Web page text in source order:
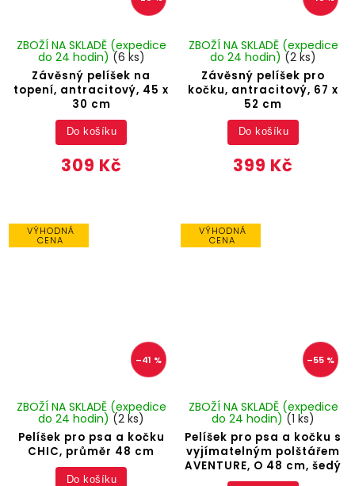
Závěsný pelíšek na
topení, antracitový, 45 x
30 cm
ZBOŽÍ NA SKLADĚ (expedice
do 24 hodin) (6 ks)
309 Kč
Do košíku
Závěsný pelíšek pro
kočku, antracitový, 67 x
52 cm
ZBOŽÍ NA SKLADĚ (expedice
do 24 hodin) (2 ks)
399 Kč
Do košíku
VÝHODNÁ
CENA
–41 %
Pelíšek pro psa a kočku
CHIC, průměr 48 cm
ZBOŽÍ NA SKLADĚ (expedice
do 24 hodin) (2 ks)
Do košíku
VÝHODNÁ
CENA
–55 %
Pelíšek pro psa a kočku s
vyjímatelným polštářem
AVENTURE, O 48 cm, šedý
ZBOŽÍ NA SKLADĚ (expedice
do 24 hodin) (1 ks)